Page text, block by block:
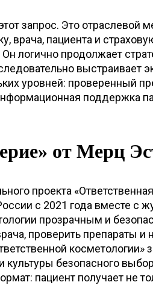
запрос. Это отраслевой
врача, пациента и
логично продолжает
выстраивает
уровней: проверенный
поддержка
от Мерц
проекта
с 2021 года вместе с
прозрачным и
проверить препараты и
косметологии»
безопасного
пациент получает не